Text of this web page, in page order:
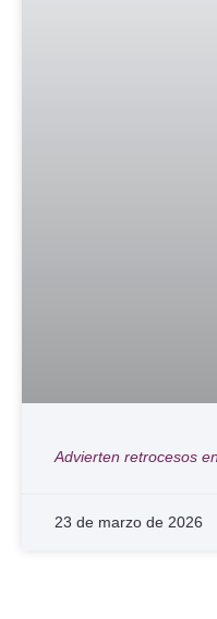
Advierten retrocesos
23 de marzo de 2026